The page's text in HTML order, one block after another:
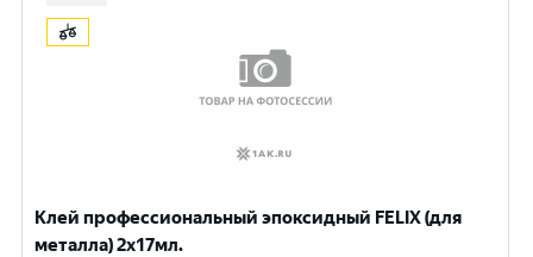
Клей профессиональный эпоксидный FELIX (для
металла) 2х17мл.